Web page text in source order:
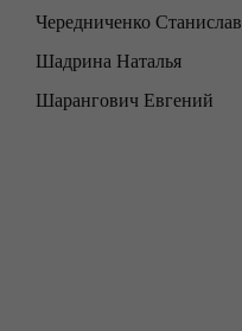
Чередниченко Станислав
Шадрина Наталья
Шарангович Евгений